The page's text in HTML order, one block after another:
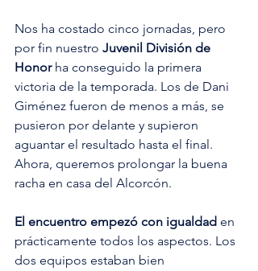
Nos ha costado cinco jornadas, pero
por fin nuestro Juvenil División de
Honor ha conseguido la primera
victoria de la temporada. Los de Dani
Giménez fueron de menos a más, se
pusieron por delante y supieron
aguantar el resultado hasta el final.
Ahora, queremos prolongar la buena
racha en casa del Alcorcón.
El encuentro empezó con igualdad en
prácticamente todos los aspectos. Los
dos equipos estaban bien